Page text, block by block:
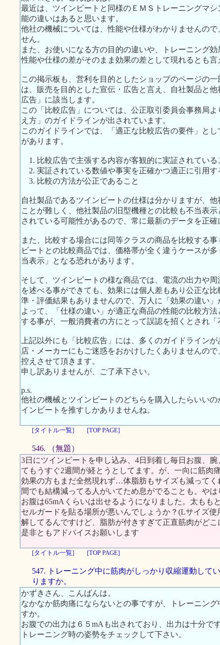
最近は、ツインビートと同様のＥＭＳトレーニングマ
能の違いはあると思います。
他社の機械については、性能や仕様がわかりませんの
せん。
また、お使いになる方の目的の違いや、トレーニング
性能や仕様の差がそのまま効果の差として現れるとも言
この掲示板も、営利を目的としたショップのページの
は、販売を目的とした宣伝・広告と言え、自社製品と
広告」に該当します。
この「比較広告」については、公正取引委員会事務局
え方」のガイドラインが出されています。
このガイドラインでは、「適正な比較広告の要件」と
があります。
1. 比較広告で主張する内容が客観的に実証されている
2. 実証されている数値や事実を正確かつ適正に引用す
3. 比較の方法が公正であること
自社製品であるツインビートの仕様は分かりますが、
ことが難しく、他社製品の旧型機種との比較も不当表
されている可能性があるので、常に最新のデータを正
また、比較する場合には同等クラスの商品を比較する
ビートとの比較商品では、価格帯が全く違うケースが
当表示」となる恐れがあります。
そして、ツインビートの様な商品では、電流の出力や
を述べる事ができても、効果には個人差もあり公正な
準・評価結果もありませんので、万人に「効果の違い
よって、「仕様の違い」が適正な商品の性能の比較方
する事が、一般消費者の方にとって誤認を招くとされ
上記以外にも「比較広告」には、多くのガイドライン
店・メーカーにもご迷惑をおかけしたくありませんの
控えさせて頂きます。
申し訳ありませんが、ご了承下さい。
p.s.
他社の機械とツインビートのどちらを購入したらいい
インビートを推すしかありませんね。
[タイトル一覧] [TOP PAGE]
546. （無題）
3日にツインビートを申し込み、4日到着し毎日お腹、
てもうすぐ2週間が経とうとしてます。が、一向に筋肉
効果の方もまだ全然現れず…体脂肪もサイズも減って
間でも結構減ってる人がいてため息がでることも。や
お腹は65mAくらいは出せるようになりました。太もも
セルガードを貼る場所が悪いんでしょうか？(Lサイズ
解してるんですけど、脂肪が付きすぎて正直筋肉がど
是非ともアドバイスお願いします
[タイトル一覧] [TOP PAGE]
547. トレーニング中に筋肉がしっかり収縮運動して
りますか。
かずきさん、こんばんは。
なかなか筋肉痛にならないとの事ですが、トレーニン
すか。
お腹での出力は６５mAも出されており、出力は十分で
トレーニング時の姿勢をチェックして下さい。